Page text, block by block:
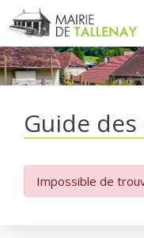
Aller
au
contenu
Guide
Impossible de